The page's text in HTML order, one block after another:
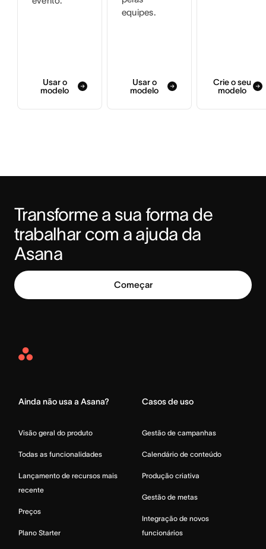
Usar o
modelo
equipes.
Usar o
modelo
Crie o seu
modelo
Transforme a sua forma de
trabalhar com a ajuda da
Asana
Começar
Asana
Ainda não usa a Asana?
Visão geral do produto
Todas as funcionalidades
Lançamento de recursos mais
recente
Preços
Plano Starter
Casos de uso
Gestão de campanhas
Calendário de conteúdo
Produção criativa
Gestão de metas
Integração de novos
funcionários